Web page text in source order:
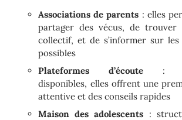
Associations de parents : elles
partager des vécus, de trouver
collectif, et de s’informer sur les
possibles
Plateformes d’écoute :
disponibles, elles offrent une
attentive et des conseils rapides
Maison des adolescents :